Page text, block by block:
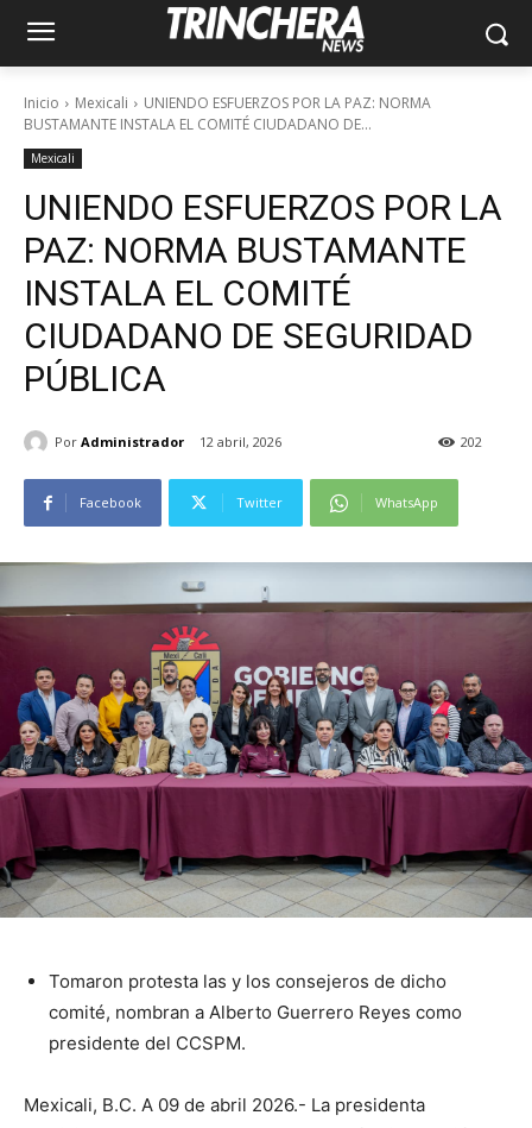
Inicio Mexicali
UNIENDO ESFUERZOS POR LA PAZ: NORMA
BUSTAMANTE INSTALA EL COMITÉ CIUDADANO DE...
Mexicali
UNIENDO ESFUERZOS POR LA
PAZ: NORMA BUSTAMANTE
INSTALA EL COMITÉ
CIUDADANO DE SEGURIDAD
PÚBLICA
Por Administrador 12 abril, 2026 202
Facebook Twitter WhatsApp
Tomaron protesta las y los consejeros de dicho
comité, nombran a Alberto Guerrero Reyes como
presidente del CCSPM.
Mexicali, B.C. A 09 de abril 2026.- La presidenta